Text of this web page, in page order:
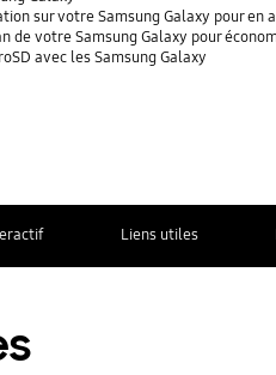
sur votre Samsung Galaxy pour
de votre Samsung Galaxy pour
avec les Samsung Galaxy
Liens utiles